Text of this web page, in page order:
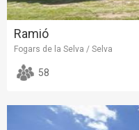
Ramió
Fogars de la Selva / Selva
58